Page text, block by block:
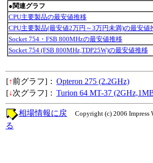
●関連グラフ
CPU主要製品の最安値推移
CPU主要製品(最安値2万円～3万円未満)の最安値
Socket 754・FSB 800MHzの最安値推移
Socket 754 (FSB 800MHz,TDP25W)の最安値推移
[↑前グラフ]： Opteron 275 (2.2GHz)
[↓次グラフ]： Turion 64 MT-37
Copyright (c) 2006 Impress
相場情報に戻
る